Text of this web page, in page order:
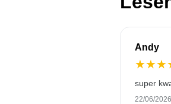
Andy
★★★
super
22/06/2026